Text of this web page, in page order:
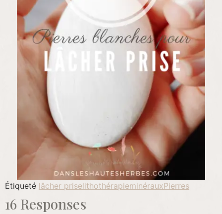
Étiqueté lâcher priselithothérapieminérauxPierres
16 Responses